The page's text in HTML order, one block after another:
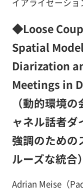
イアライゼーショ
◆Loose
Spatial
Diarization
Meetings in
（動的環境
ャネル話者
強調のための
ルーズな統合）
Adrian Meise（